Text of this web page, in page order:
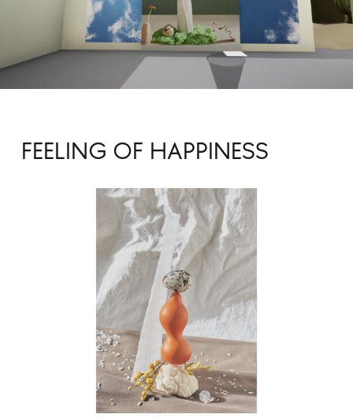
FEELING OF HAPPINESS